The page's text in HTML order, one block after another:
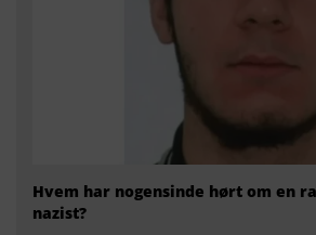
Hvem har nogensinde hørt om en
nazist?